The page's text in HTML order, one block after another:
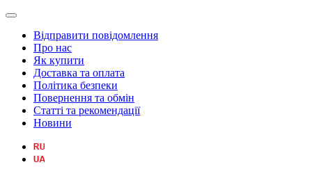
Відправити повідомлення
Про нас
Як купити
Доставка та оплата
Політика безпеки
Повернення та обмін
Статті та рекомендації
Новини